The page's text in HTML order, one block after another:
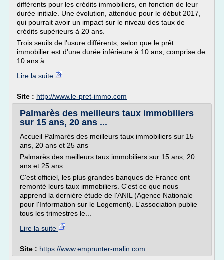
différents pour les crédits immobiliers, en fonction de leur
durée initiale. Une évolution, attendue pour le début 2017,
qui pourrait avoir un impact sur le niveau des taux de
crédits supérieurs à 20 ans.
Trois seuils de l'usure différents, selon que le prêt
immobilier est d'une durée inférieure à 10 ans, comprise de
10 ans à...
Lire la suite
Site : http://www.le-pret-immo.com
Palmarès des meilleurs taux immobiliers
sur 15 ans, 20 ans ...
Accueil Palmarès des meilleurs taux immobiliers sur 15
ans, 20 ans et 25 ans
Palmarès des meilleurs taux immobiliers sur 15 ans, 20
ans et 25 ans
C'est officiel, les plus grandes banques de France ont
remonté leurs taux immobiliers. C'est ce que nous
apprend la dernière étude de l'ANIL (Agence Nationale
pour l'Information sur le Logement). L'association publie
tous les trimestres le...
Lire la suite
Site : https://www.emprunter-malin.com